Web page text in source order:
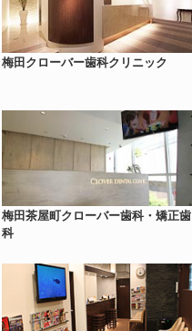
梅田クローバー歯科クリニック
梅田茶屋町クローバー歯科・矯正歯
科